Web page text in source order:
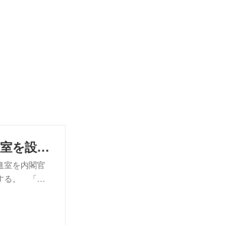
「就職氷河期世代」の就労を支援 政府、支援室を設置：朝日新聞デジタル
室を内閣官
る。 「…